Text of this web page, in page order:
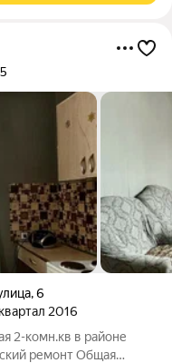
,6
2016
2-комн.кв в районе
ремонт Общая